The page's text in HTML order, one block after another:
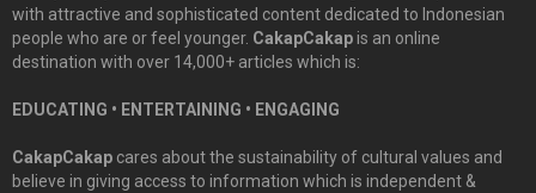
with attractive and sophisticated content dedicated to Indonesian
people who are or feel younger. CakapCakapis an online
destination with over 14,000+ articles which is:
EDUCATING • ENTERTAINING • ENGAGING
CakapCakap cares about the sustainability of cultural values and
believe in giving access to information which is independent &